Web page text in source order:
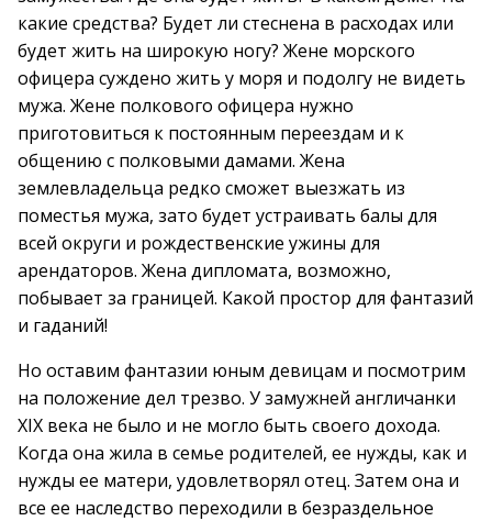
какие средства? Будет ли стеснена в расходах или
будет жить на широкую ногу? Жене морского
офицера суждено жить у моря и подолгу не видеть
мужа. Жене полкового офицера нужно
приготовиться к постоянным переездам и к
общению с полковыми дамами. Жена
землевладельца редко сможет выезжать из
поместья мужа, зато будет устраивать балы для
всей округи и рождественские ужины для
арендаторов. Жена дипломата, возможно,
побывает за границей. Какой простор для фантазий
и гаданий!
Но оставим фантазии юным девицам и посмотрим
на положение дел трезво. У замужней англичанки
XIX века не было и не могло быть своего дохода.
Когда она жила в семье родителей, ее нужды, как и
нужды ее матери, удовлетворял отец. Затем она и
все ее наследство переходили в безраздельное